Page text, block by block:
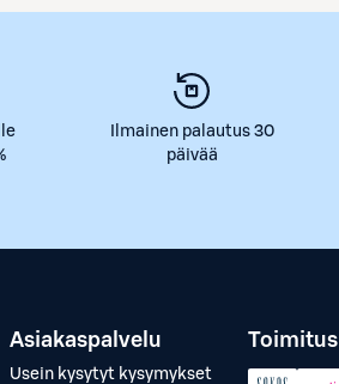
Ilmainen palautus 30
päivää
Asiakaspalvelu
Usein kysytyt kysymykset
Toimitus